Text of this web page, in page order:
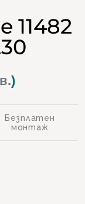
11482
)
Безплатен
монтаж